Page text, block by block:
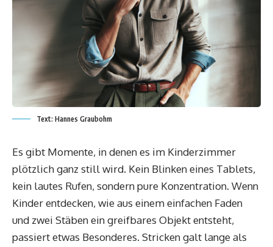
Text: Hannes Graubohm
Es gibt Momente, in denen es im Kinderzimmer
plötzlich ganz still wird. Kein Blinken eines Tablets,
kein lautes Rufen, sondern pure Konzentration. Wenn
Kinder entdecken, wie aus einem einfachen Faden
und zwei Stäben ein greifbares Objekt entsteht,
passiert etwas Besonderes. Stricken galt lange als